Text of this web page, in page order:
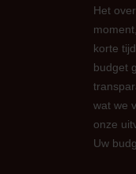
Het
korte
budget
wat we
onze
Uw